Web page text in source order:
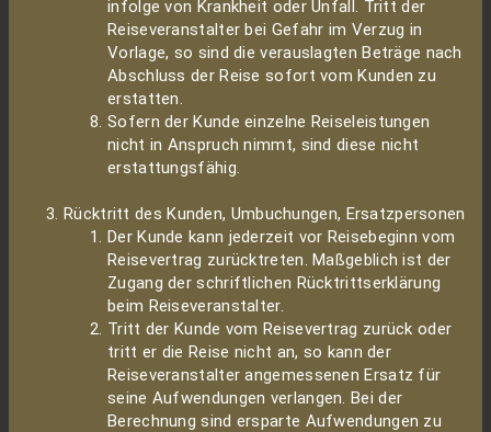
infolge von Krankheit oder Unfall. Tritt der
Reiseveranstalter bei Gefahr im Verzug in
Vorlage, so sind die verauslagten Beträge nach
Abschluss der Reise sofort vom Kunden zu
erstatten.
Sofern der Kunde einzelne Reiseleistungen
nicht in Anspruch nimmt, sind diese nicht
erstattungsfähig.
Rücktritt des Kunden, Umbuchungen, Ersatzpersonen
Der Kunde kann jederzeit vor Reisebeginn vom
Reisevertrag zurücktreten. Maßgeblich ist der
Zugang der schriftlichen Rücktrittserklärung
beim Reiseveranstalter.
Tritt der Kunde vom Reisevertrag zurück oder
tritt er die Reise nicht an, so kann der
Reiseveranstalter angemessenen Ersatz für
seine Aufwendungen verlangen. Bei der
Berechnung sind ersparte Aufwendungen zu